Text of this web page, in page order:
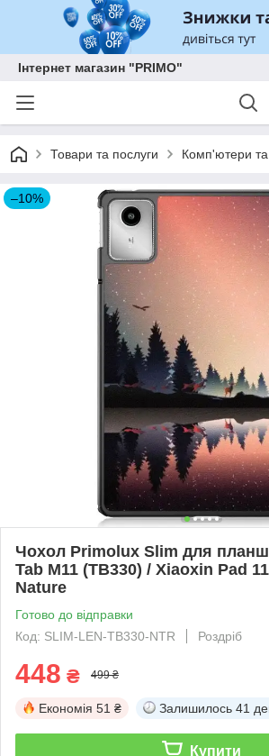
Інтернет магазин "PRIMO"
Товари та послуги Комп'ютери та
–10%
Чохол Primolux Slim для
Tab M11 (TB330) / Xiaoxin Pad
Nature
Готово до відправки
Код: SLIM-LEN-TB330-NTR
Роздріб
448 ₴ 499 ₴
Економія 51 ₴ Залишилось 41
Купити